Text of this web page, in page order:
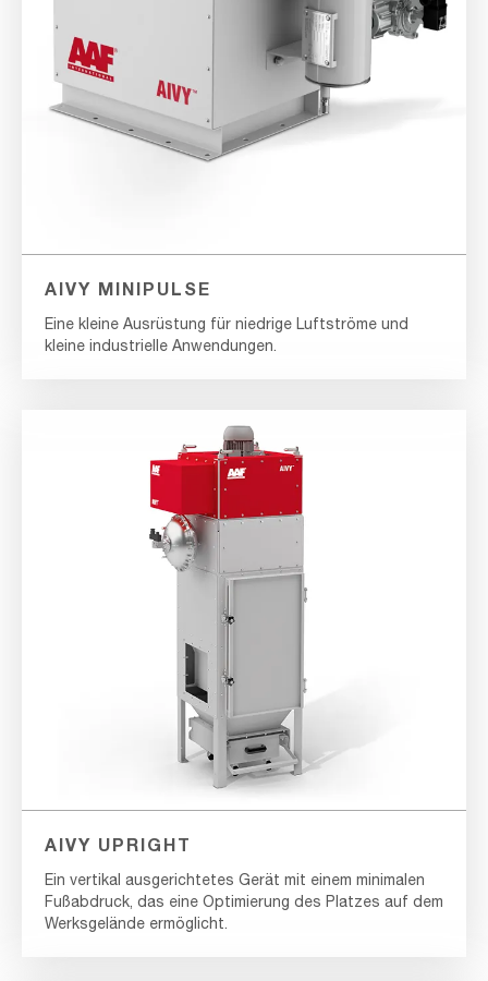
AIVY MINIPULSE
Eine kleine Ausrüstung für niedrige Luftströme und
kleine industrielle Anwendungen.
AIVY UPRIGHT
Ein vertikal ausgerichtetes Gerät mit einem minimalen
Fußabdruck, das eine Optimierung des Platzes auf dem
Werksgelände ermöglicht.